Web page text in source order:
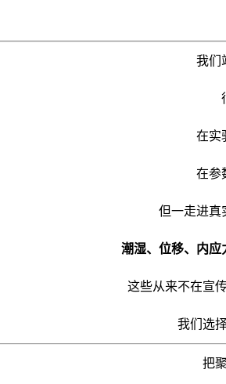
我们
在实
在参
但一走进真
潮湿、位移、内应
这些从来不在宣
我们选
把